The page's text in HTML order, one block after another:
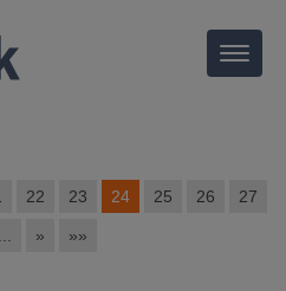
Menu
22 23 24 25 26 27
» »»